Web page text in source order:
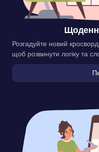
Розгадуйте новий
щоб розвинути логіку та